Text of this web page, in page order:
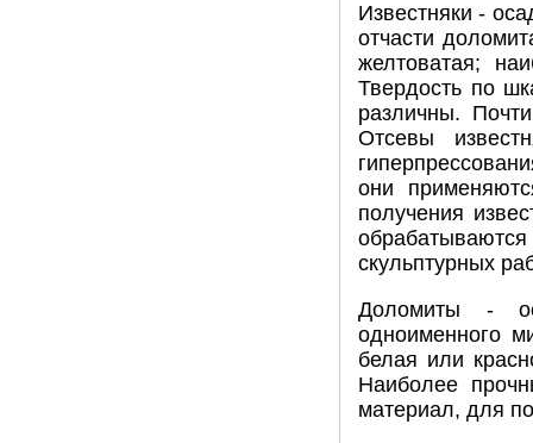
Известняки -
отчасти
желтоватая;
Твердость по
различны.
Отсевы
они
получения
скульптурных
Доломиты -
одноименного
белая или
Наиболее
материал, для